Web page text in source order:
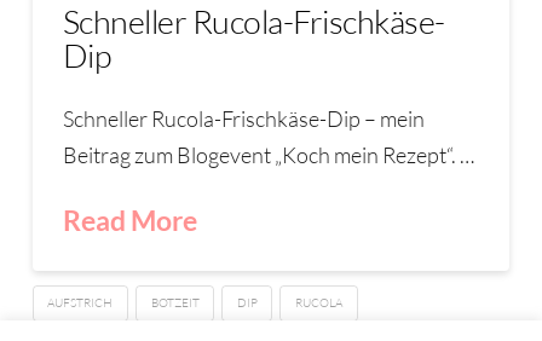
Schneller Rucola-Frischkäse-
Dip
Schneller Rucola-Frischkäse-Dip – mein
Beitrag zum Blogevent „Koch mein Rezept“. …
Read More
AUFSTRICH BOTZEIT DIP RUCOLA